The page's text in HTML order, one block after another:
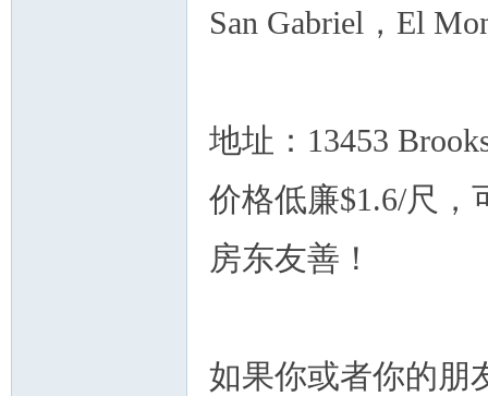
San Gabriel，El
地址：13453
价格低廉$1.6/尺，
房东友善！
如果你或者你的朋